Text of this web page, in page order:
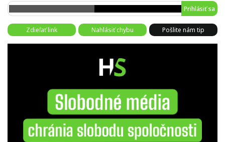
Prihlásiť sa
Zdieľať link Nahlásiť chybu Pošlite nám tip